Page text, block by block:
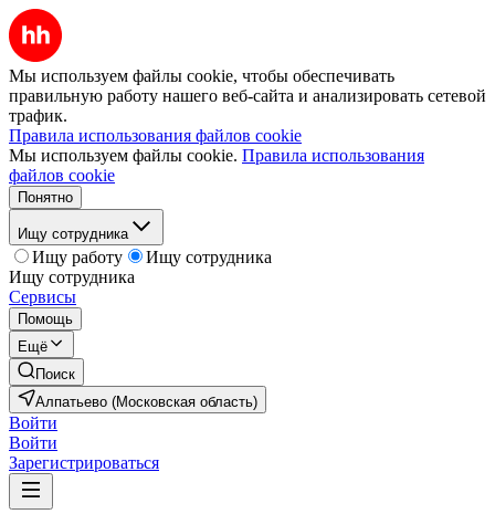
Мы используем файлы cookie, чтобы обеспечивать
правильную работу нашего веб-сайта и анализировать сетевой
трафик.
Правила использования файлов cookie
Мы используем файлы cookie. Правила использования
файлов cookie
Понятно
Ищу сотрудника
Ищу работу
Ищу сотрудника
Ищу сотрудника
Сервисы
Помощь
Ещё
Поиск
Алпатьево (Московская область)
Войти
Войти
Зарегистрироваться